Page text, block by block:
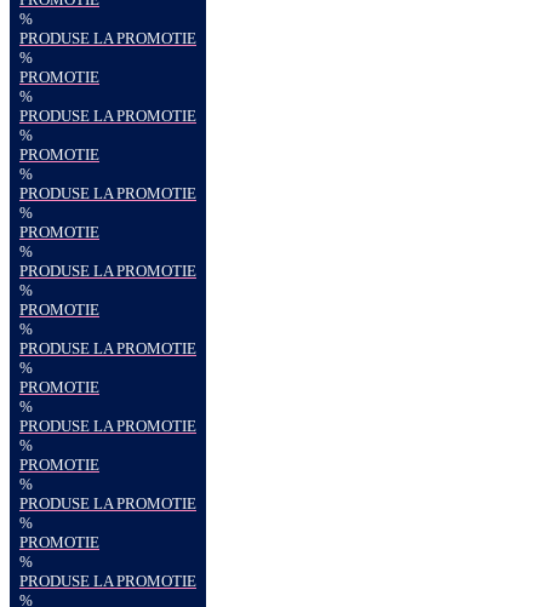
%
PRODUSE LA PROMOTIE
%
PROMOTIE
%
PRODUSE LA PROMOTIE
%
PROMOTIE
%
PRODUSE LA PROMOTIE
%
PROMOTIE
%
PRODUSE LA PROMOTIE
%
PROMOTIE
%
PRODUSE LA PROMOTIE
%
PROMOTIE
%
PRODUSE LA PROMOTIE
%
PROMOTIE
%
PRODUSE LA PROMOTIE
%
PROMOTIE
%
PRODUSE LA PROMOTIE
%